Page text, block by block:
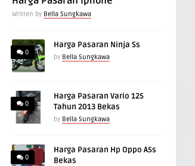
Written by Bella Sungkawa
0
Harga Pasaran Ninja Ss
by Bella Sungkawa
0
Harga Pasaran Vario 125
Tahun 2013 Bekas
by Bella Sungkawa
0
Harga Pasaran Hp Oppo A5s
Bekas